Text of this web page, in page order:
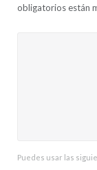
obligatorios están
Puedes usar las